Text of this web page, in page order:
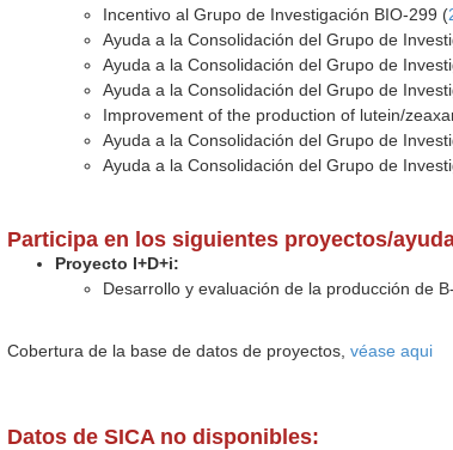
Incentivo al Grupo de Investigación BIO-299 (
Ayuda a la Consolidación del Grupo de
Ayuda a la Consolidación del Grupo de
Ayuda a la Consolidación del Grupo de
Improvement of the production of lutein/
Ayuda a la Consolidación del Grupo de
Ayuda a la Consolidación del Grupo de
Participa en los siguientes proyectos/
Proyecto I+D+i:
Desarrollo y evaluación de la producción de
Cobertura de la base de datos de proyectos,véase aqui
Datos de SICA no disponibles: